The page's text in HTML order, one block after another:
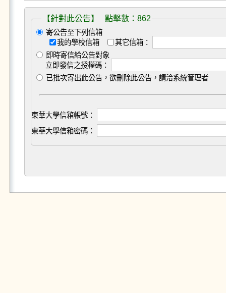
【針對此公告】 點擊數：862
寄公告至下列信箱
我的學校信箱
其它信箱：
即時寄信給公告對象
立即發信之授權碼：
已批次寄出此公告，欲刪除此公告，請洽系統管理者
東華大學信箱帳號：
東華大學信箱密碼：